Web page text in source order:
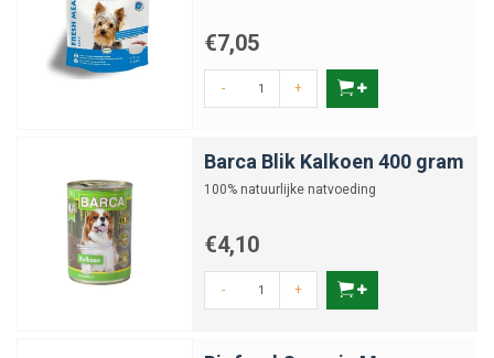
€7,05
- +
Barca Blik Kalkoen 400 gram
100% natuurlijke natvoeding
€4,10
- +